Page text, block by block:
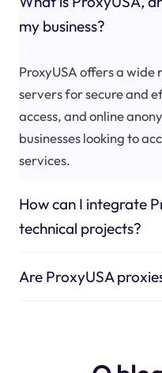
my business?
ProxyUSA offers a wide
servers for secure and
access, and online
businesses looking to
services.
How can I integrate
technical projects?
Are ProxyUSA